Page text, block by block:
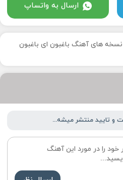
ارسال به واتساپ
نسخه های آهنگ باغبون ای باغبون
و تایید منتشر میشه...